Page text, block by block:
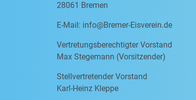
28061 Bremen
E-Mail: info@Bremer-Eisverein.de
Vertretungsberechtigter Vorstand
Max Stegemann (Vorsitzender)
Stellvertretender Vorstand
Karl-Heinz Kleppe